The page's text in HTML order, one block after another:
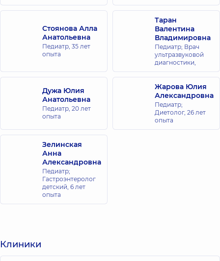
Стоянова Алла
Анатольевна
Педиатр, 35 лет
опыта
Таран
Валентина
Владимировна
Педиатр; Врач
ультразвуковой
диагностики,
Дужа Юлия
Анатольевна
Педиатр, 20 лет
опыта
Жарова Юлия
Александровна
Педиатр;
Диетолог, 26 лет
опыта
Зелинская
Анна
Александровна
Педиатр;
Гастроэнтеролог
детский, 6 лет
опыта
Клиники